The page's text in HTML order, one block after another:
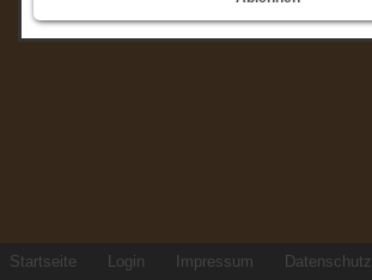
Startseite Login Impressum Datenschutz